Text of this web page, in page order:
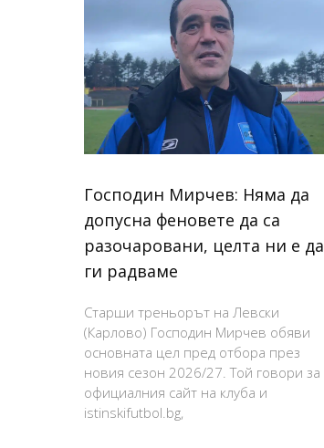
Господин Мирчев: Няма да
допусна феновете да са
разочаровани, целта ни е да
ги радваме
Старши треньорът на Левски
(Карлово) Господин Мирчев обяви
основната цел пред отбора през
новия сезон 2026/27. Той говори за
официалния сайт на клуба и
istinskifutbol.bg,